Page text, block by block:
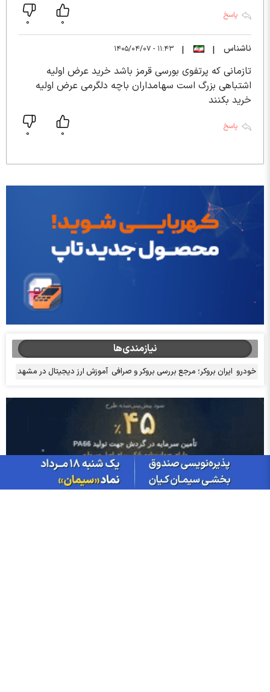
پاسخ
0
0
ناشناس |
| ۱۱:۴۳ - ۱۴۰۵/۰۴/۰۷
تازمانی که پرتفوی بورسی قرمز باشد خرید عرض اولیه
اشتباهی بزرگ است سهامداران باچه دلگرمی عرض اولیه
خرید بکنند
پاسخ
0
0
نیازمندی‌ها
خودرو ایران بروکر؛ مرجع بررسی بروکر و صرافی آموزش ارز دیجیتال در مشهد